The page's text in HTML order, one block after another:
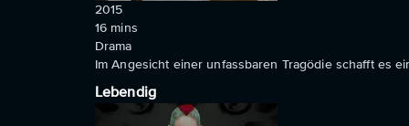
2015
16 mins
Drama
Im Angesicht einer unfassbaren Tragödie schafft es
Lebendig